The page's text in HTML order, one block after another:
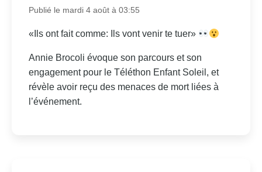
Publié le mardi 4 août à 03:55
«Ils ont fait comme: Ils vont venir te tuer»
Annie Brocoli évoque son parcours et son
engagement pour le Téléthon Enfant Soleil, et
révèle avoir reçu des menaces de mort liées à
l’événement.